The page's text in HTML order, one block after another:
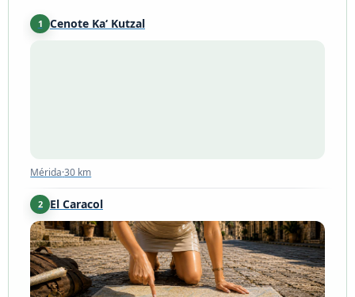
1 Cenote Ka‘ Kutzal
Mérida·30 km
2 El Caracol
Chichén-Itzá·117 km